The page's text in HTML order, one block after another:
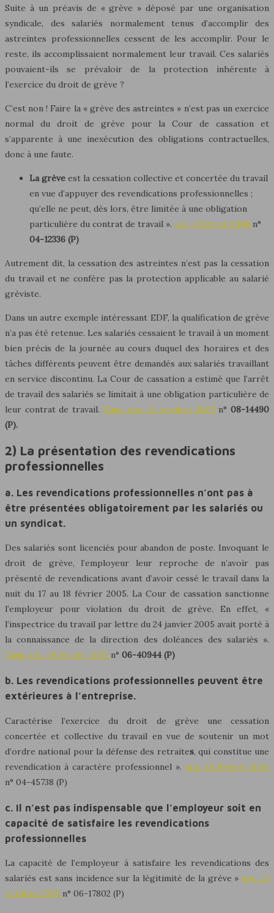
Suite à un préavis de « grève » déposé par une organisation
syndicale, des salariés normalement tenus d’accomplir des
astreintes professionnelles cessent de les accomplir. Pour le
reste, ils accomplissaient normalement leur travail. Ces salariés
pouvaient-ils se prévaloir de la protection inhérente à
l’exercice du droit de grève ?
C’est non ! Faire la « grève des astreintes » n’est pas un exercice
normal du droit de grève pour la Cour de cassation et
s’apparente à une inexécution des obligations contractuelles,
donc à une faute.
La grève est la cessation collective et concertée du travail
en vue d’appuyer des revendications professionnelles ;
qu’elle ne peut, dès lors, être limitée à une obligation
particulière du contrat de travail ». soc. 2 février 2006 n°
04-12336 (P)
Autrement dit, la cessation des astreintes n’est pas la cessation
du travail et ne confère pas la protection applicable au salarié
gréviste.
Dans un autre exemple intéressant EDF, la qualification de grève
n’a pas été retenue. Les salariés cessaient le travail à un moment
bien précis de la journée au cours duquel des horaires et des
tâches différents peuvent être demandés aux salariés travaillant
en service discontinu. La Cour de cassation a estimé que l’arrêt
de travail des salariés se limitait à une obligation particulière de
leur contrat de travail. Cass. soc. 21 octobre 2009 n°08-14490
(P).
2) La présentation des revendications
professionnelles
a. Les revendications professionnelles n’ont pas à
être présentées obligatoirement par les salariés ou
un syndicat.
Des salariés sont licenciés pour abandon de poste. Invoquant le
droit de grève, l’employeur leur reproche de n’avoir pas
présenté de revendications avant d’avoir cessé le travail dans la
nuit du 17 au 18 février 2005. La Cour de cassation sanctionne
l’employeur pour violation du droit de grève. En effet, «
l’inspectrice du travail par lettre du 24 janvier 2005 avait porté à
la connaissance de la direction des doléances des salariés ».
Cass. soc. 28 février 2007 n° 06-40944 (P)
b. Les revendications professionnelles peuvent être
extérieures à l’entreprise.
Caractérise l’exercice du droit de grève une cessation
concertée et collective du travail en vue de soutenir un mot
d’ordre national pour la défense des retraites, qui constitue une
revendication à caractère professionnel ». soc. 15 février 2006
n° 04-45738 (P)
c. Il n’est pas indispensable que l’employeur soit en
capacité de satisfaire les revendications
professionnelles
La capacité de l’employeur à satisfaire les revendications des
salariés est sans incidence sur la légitimité de la grève »soc. 23
octobre 2007 n° 06-17802 (P)